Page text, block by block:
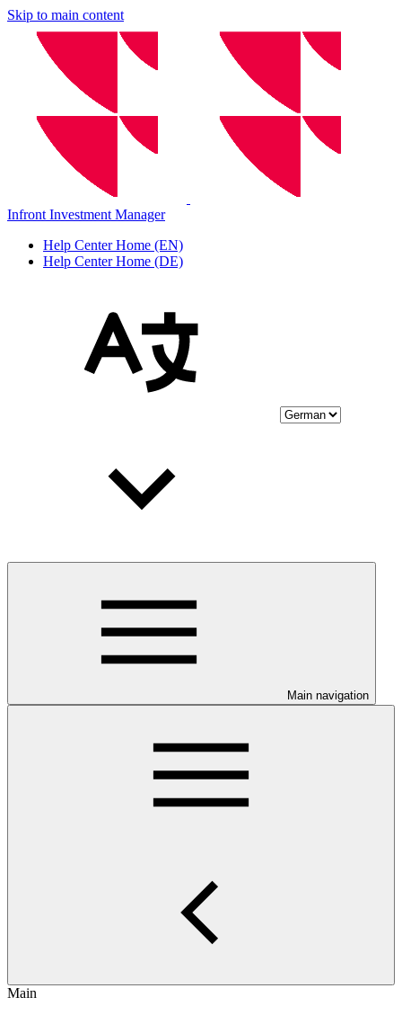
Skip to main content
Infront Investment Manager
Help Center Home (EN)
Help Center Home (DE)
Main navigation
Main